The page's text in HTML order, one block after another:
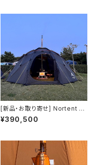
[新品・お取り寄せ] Nortent G
amme8 EXTREME Stone Gr
ey (current product/現行品)
¥390,500